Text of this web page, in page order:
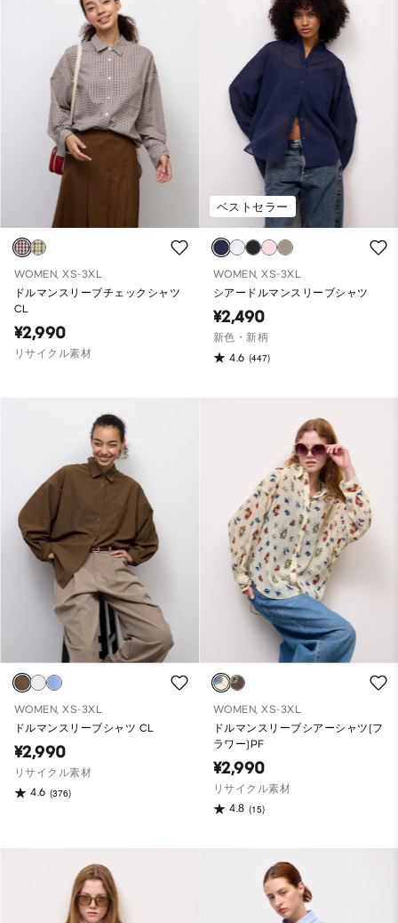
WOMEN, XS-3XL
ドルマンスリーブチェックシャツ
CL
¥2,990
リサイクル素材
ベストセラー
WOMEN, XS-3XL
シアードルマンスリーブシャツ
¥2,490
新色・新柄
4.6 (447)
WOMEN, XS-3XL
ドルマンスリーブシャツ CL
¥2,990
リサイクル素材
4.6 (376)
WOMEN, XS-3XL
ドルマンスリーブシアーシャツ(フ
ラワー)PF
¥2,990
リサイクル素材
4.8 (15)